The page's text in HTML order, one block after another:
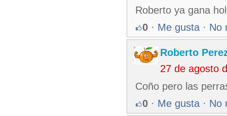
Roberto ya gana
0 · Me gusta · No
Roberto
27 de agosto
Coño pero las
0 · Me gusta · No